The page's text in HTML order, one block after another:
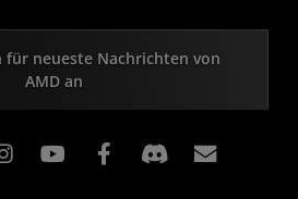
für neueste Nachrichten von
AMD an
Instagram Facebook